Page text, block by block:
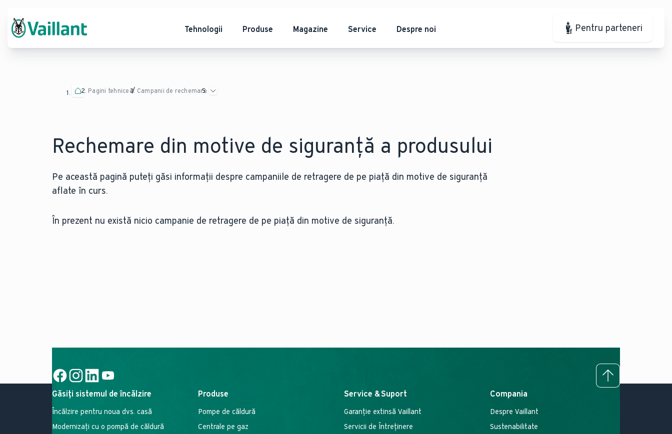
Tehnologii Produse Magazine Service Despre noi Pentru parteneri
Pagini tehnice Campanii de rechemare
Rechemare din motive de siguranță a produsului
Pe această pagină puteți găsi informații despre campaniile de retragere de pe piață din motive de siguranță
aflate în curs.
În prezent nu există nicio campanie de retragere de pe piață din motive de siguranță.
To top
Social Link
Găsiți sistemul de încălzire
Încălzire pentru noua dvs. casă
Modernizați cu o pompă de căldură
Produse
Pompe de căldură
Centrale pe gaz
Service & Suport
Garanție extinsă Vaillant
Servicii de Întreţinere
Compania
Despre Vaillant
Sustenabilitate